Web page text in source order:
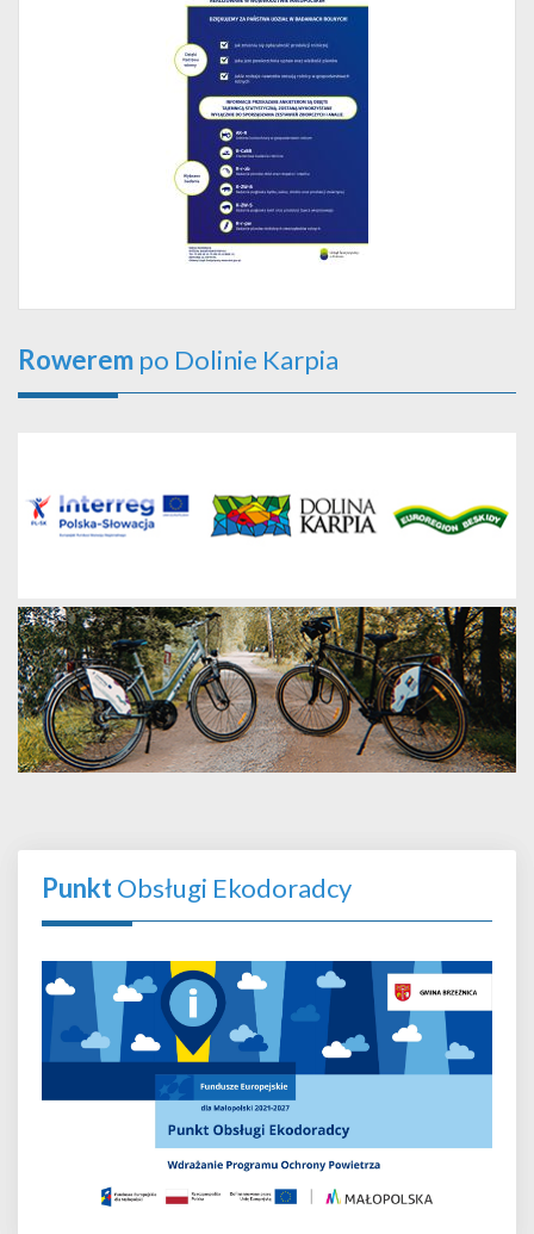
Rowerem po Dolinie Karpia
PunktObsługi Ekodoradcy